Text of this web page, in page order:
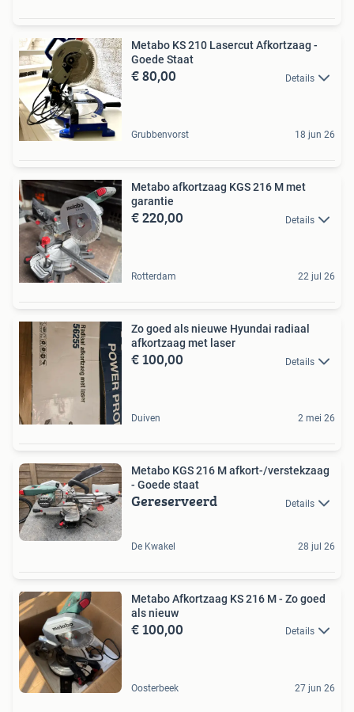
Metabo KS 210 Lasercut Afkortzaag -
Goede Staat
€ 80,00 Details
Grubbenvorst 18 jun 26
Metabo afkortzaag KGS 216 M met
garantie
€ 220,00 Details
Rotterdam 22 jul 26
Zo goed als nieuwe Hyundai radiaal
afkortzaag met laser
€ 100,00 Details
Duiven 2 mei 26
Metabo KGS 216 M afkort-/verstekzaag
- Goede staat
Gereserveerd Details
De Kwakel 28 jul 26
Metabo Afkortzaag KS 216 M - Zo goed
als nieuw
€ 100,00 Details
Oosterbeek 27 jun 26